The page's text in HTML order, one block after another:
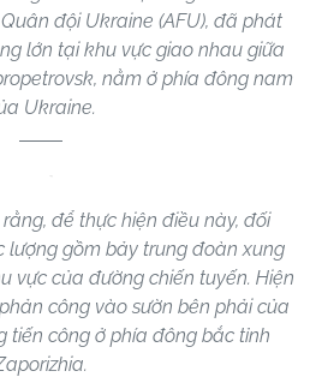
đội Ukraine (AFU), đã phát
lớn tại khu vực giao nhau giữa
nằm ở phía đông nam
Ukraine.
để thực hiện điều này, đối
lượng gồm bảy trung đoàn xung
vực của đường chiến tuyến. Hiện
công vào sườn bên phải của
tiến công ở phía đông bắc tỉnh